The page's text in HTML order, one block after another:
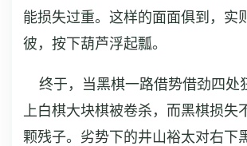
能损失过重。这样的面面俱到，实
彼，按下葫芦浮起瓢。
终于，当黑棋一路借势借劲四处
上白棋大块棋被卷杀，而黑棋损失
颗残子。劣势下的井山裕太对右下